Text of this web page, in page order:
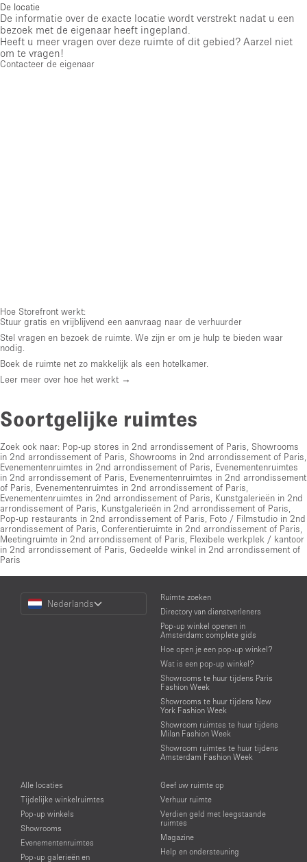
De locatie
De informatie over de exacte locatie wordt verstrekt nadat u een
bezoek met de eigenaar heeft ingepland.
Heeft u meer vragen over deze ruimte of dit gebied? Aarzel niet
om te vragen!
Contacteer de eigenaar
Hoe Storefront werkt:
Stuur gratis en vrijblijvend een aanvraag naar de verhuurder
Stel vragen en bezoek de ruimte. We zijn er om je hulp te bieden waar
nodig.
Boek de ruimte net zo makkelijk als een hotelkamer.
Leer meer over hoe het werkt →
Soortgelijke ruimtes
Zoek ook naar: Pop-up stores in 2nd arrondissement of Paris Showrooms
in 2nd arrondissement of Paris Showrooms in 2nd arrondissement of Paris
Evenementenruimtes in 2nd arrondissement of Paris Evenementenruimtes
in 2nd arrondissement of Paris Evenementenruimtes in 2nd arrondissement
of Paris Evenementenruimtes in 2nd arrondissement of Paris
Evenementenruimtes in 2nd arrondissement of Paris Kunstgalerieën in 2nd
arrondissement of Paris Kunstgalerieën in 2nd arrondissement of Paris
Pop-up restaurants in 2nd arrondissement of Paris Foto / Filmstudio in 2nd
arrondissement of Paris Conferentieruimte in 2nd arrondissement of Paris
Meetingruimte in 2nd arrondissement of Paris Flexibele werkplek / kantoor
in 2nd arrondissement of Paris Gedeelde winkel in 2nd arrondissement of
Paris
Choose
Language
Nederlands
Ruimte zoeken
Directory van dienstverleners
Pop-up winkel openen in
Amsterdam: complete gids
Hoe open je een pop-up winkel?
Wat is een pop-up winkel?
Showrooms te huur tijdens Paris
Fashion Week
Showrooms te huur tijdens New
York Fashion Week
Showroom ruimtes te huur tijdens
Milan Fashion Week
Showroom ruimtes te huur tijdens
Amsterdam Fashion Week
Alle locaties
Tijdelijke winkelruimtes
Pop-up winkels
Showrooms
Evenementenruimtes
Pop-up galerieën en
Geef uw ruimte op
Verhuur ruimte
Verdien geld met leegstaande
ruimtes
Magazine
Help en ondersteuning